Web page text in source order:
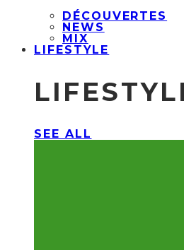
DÉCOUVERTES
NEWS
MIX
LIFESTYLE
SEE ALL